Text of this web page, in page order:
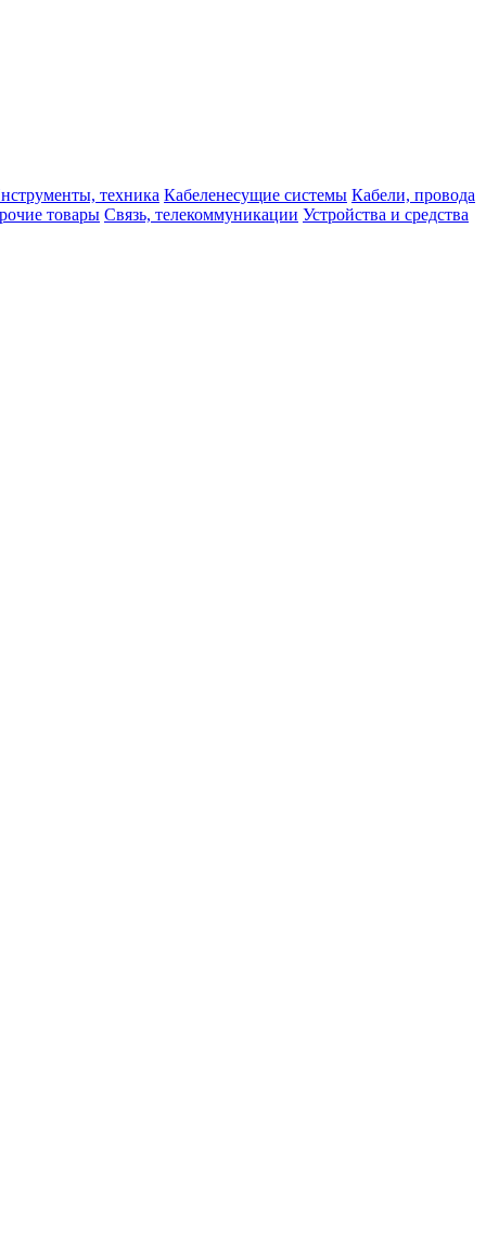
техника Кабеленесущие системы Кабели, провода
товары Связь, телекоммуникации Устройства и средства